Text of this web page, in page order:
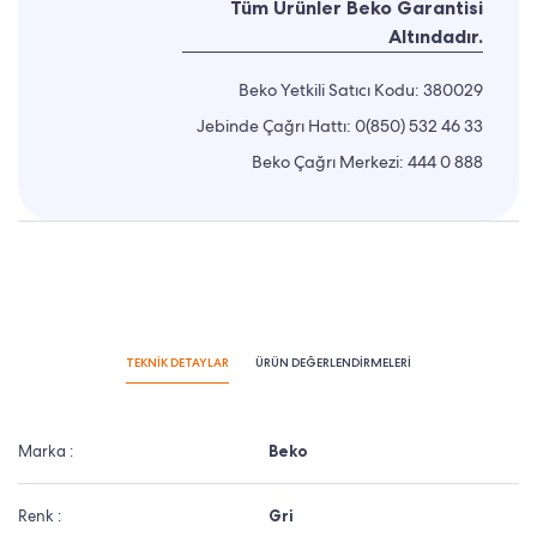
Tüm Ürünler Beko Garantisi
Altındadır.
Beko Yetkili Satıcı Kodu: 380029
Jebinde Çağrı Hattı: 0(850) 532 46 33
Beko Çağrı Merkezi: 444 0 888
TEKNİK DETAYLAR ÜRÜN DEĞERLENDİRMELERİ
Marka : Beko
Renk : Gri